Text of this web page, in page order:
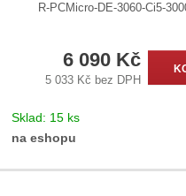
R-PCMicro-DE-3060-Ci5-
6 090 Kč
5 033 Kč bez DPH
Sklad: 15 ks
na eshopu